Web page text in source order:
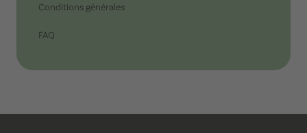
Conditions générales
FAQ